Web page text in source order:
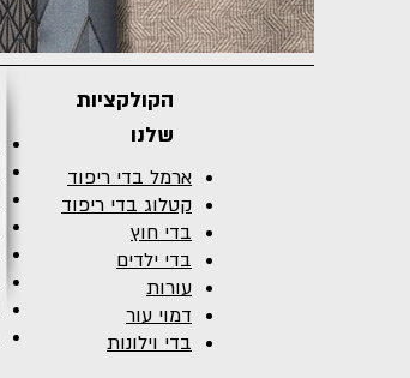
הקולקציות
שלנו
ארמל בדי ריפוד
קטלוג בדי ריפוד
בדי חוץ
בדי ילדים
עורות
דמוי עור
בדי וילונות